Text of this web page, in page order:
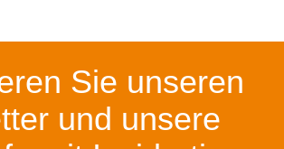
Sie unseren
und unsere